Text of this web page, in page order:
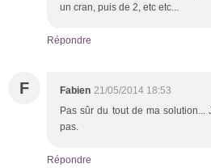
un cran, puis de 2, etc etc...
Répondre
F Fabien 21/05/2014 18:53
Pas sûr du tout de ma solution...
pas.
Répondre